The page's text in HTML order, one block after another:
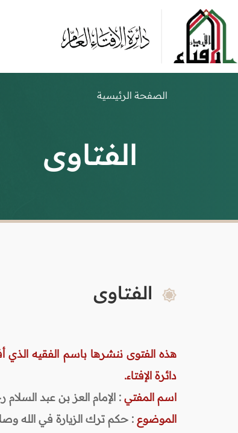
الصفحة الرئيسية
الفتاوى
الفتاوى
هذه الفتوى ننشرها باسم الفقيه الذي
دائرة الإفتاء.
اسم المفتي : الإمام العز بن عبد السلام
الموضوع : حكم ترك الزيارة في الله